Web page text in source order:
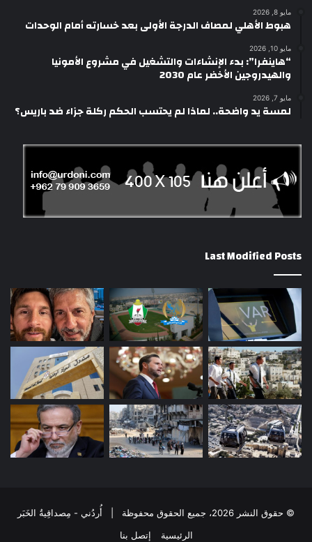
مايو 8, 2026
هبوط الأهلي لمصاف الدرجة الأولى بعد خسارته أمام الوحدات
مايو 10, 2026
“هاينفرا”: بدء الإنشاءات والتشغيل في مشروع الأمونيا
والهيدروجين الأخضر عام 2030
مايو 7, 2026
لمسة يد واضحة.. لماذا لم يحتسب الحكم ركلة جزاء ضد باريس؟
Last Modified Posts
© حقوق النشر 2026، جميع الحقوق محفوظة | أُردُني - مِصداقِيةُ الخَبَر
الرئيسية
إتصل بنا